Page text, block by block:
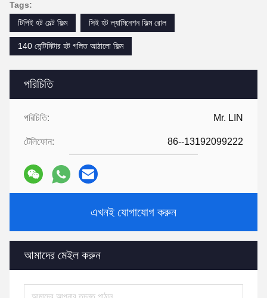
পরিচিতি
পরিচিতি: Mr. LIN
টেলিফোন: 86--13192099222
এখনই যোগাযোগ করুন
আমাদের মেইল ​​করুন
Tags:
টিপিই হট মেল্ট ফিল্ম
সিই হট ল্যামিনেশন ফিল্ম রোল
140 সেন্টিমিটার হট গলিত আঠালো ফিল্ম